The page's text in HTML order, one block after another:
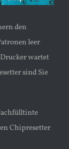
den
leer
wartet
sind Sie
Chipresetter